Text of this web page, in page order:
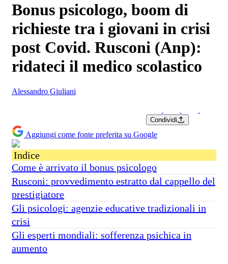
Bonus psicologo, boom di
richieste tra i giovani in crisi
post Covid. Rusconi (Anp):
ridateci il medico scolastico
Alessandro Giuliani
Condividi
Aggiungi come fonte preferita su Google
Indice
Come è arrivato il bonus psicologo
Rusconi: provvedimento estratto dal cappello del
prestigiatore
Gli psicologi: agenzie educative tradizionali in
crisi
Gli esperti mondiali: sofferenza psichica in
aumento